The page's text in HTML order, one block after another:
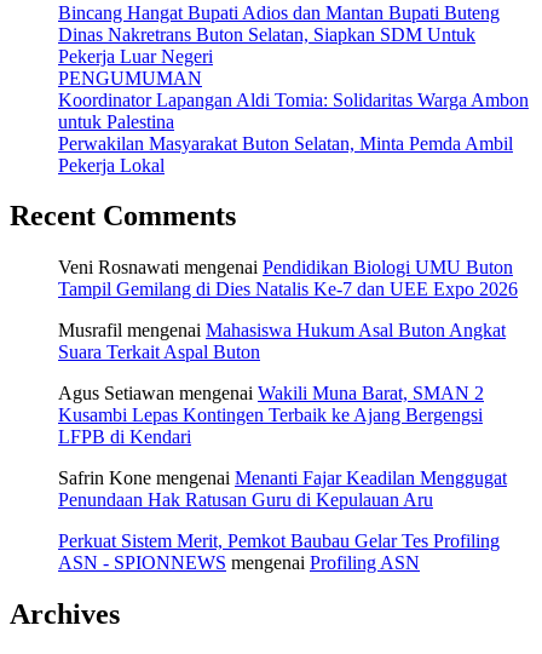
Bincang Hangat Bupati Adios dan Mantan Bupati Buteng
Dinas Nakretrans Buton Selatan, Siapkan SDM Untuk
Pekerja Luar Negeri
PENGUMUMAN
Koordinator Lapangan Aldi Tomia: Solidaritas Warga Ambon
untuk Palestina
Perwakilan Masyarakat Buton Selatan, Minta Pemda Ambil
Pekerja Lokal
Recent Comments
Veni Rosnawati mengenai Pendidikan Biologi UMU Buton
Tampil Gemilang di Dies Natalis Ke-7 dan UEE Expo 2026
Musrafil mengenai Mahasiswa Hukum Asal Buton Angkat
Suara Terkait Aspal Buton
Agus Setiawan mengenai Wakili Muna Barat, SMAN 2
Kusambi Lepas Kontingen Terbaik ke Ajang Bergengsi
LFPB di Kendari
Safrin Kone mengenai Menanti Fajar Keadilan Menggugat
Penundaan Hak Ratusan Guru di Kepulauan Aru
Perkuat Sistem Merit, Pemkot Baubau Gelar Tes Profiling
ASN - SPIONNEWS mengenai Profiling ASN
Archives